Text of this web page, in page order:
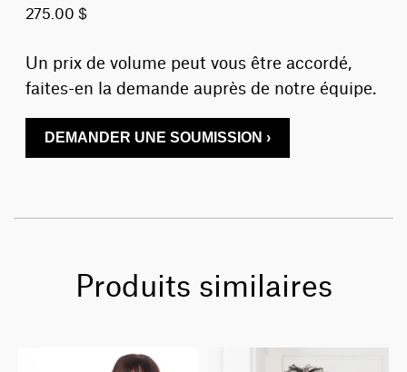
275.00 $
Un prix de volume peut vous être accordé,
faites-en la demande auprès de notre équipe.
DEMANDER UNE SOUMISSION ›
Produits similaires